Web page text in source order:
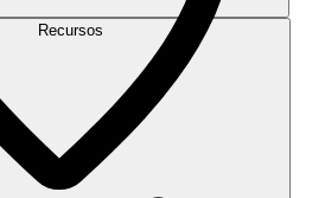
Recursos